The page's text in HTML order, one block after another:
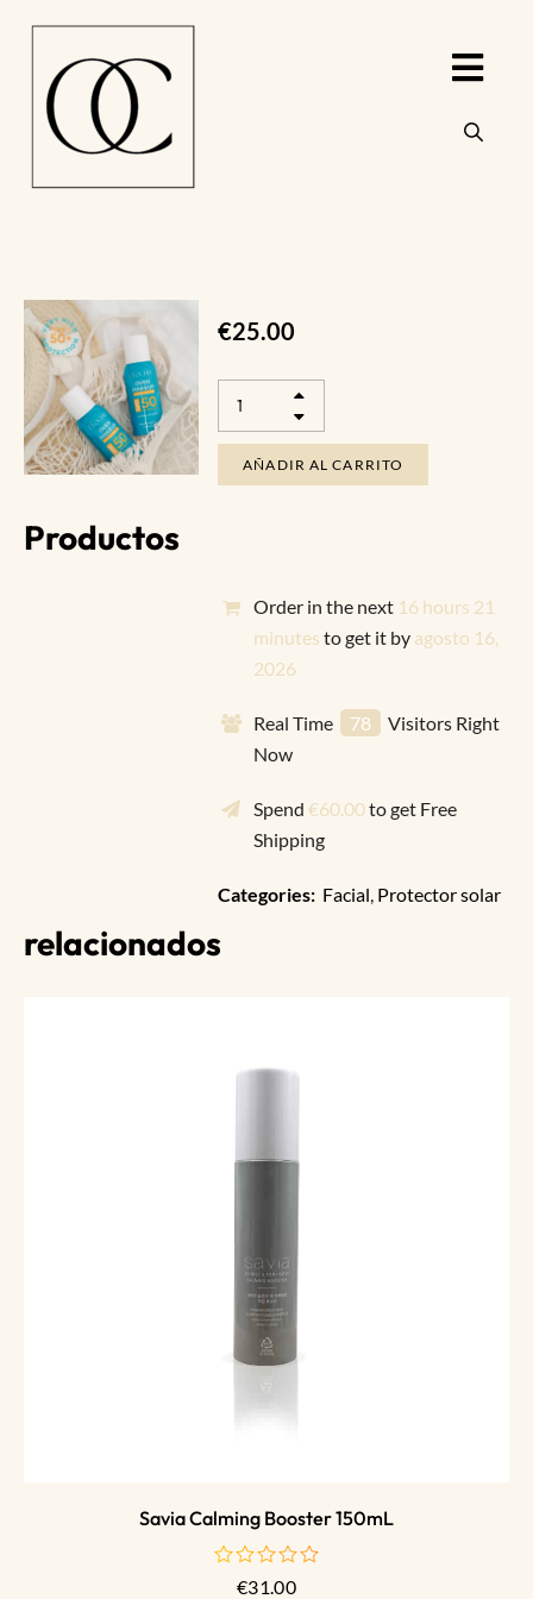
€25.00
AÑADIR AL CARRITO
Order in the next 16 hours 21
minutes to get it by agosto 16,
2026
Real Time 78
Visitors Right
Now
Spend€60.00to get Free
Shipping
Categories: Facial, Protector solar
Productos
relacionados
Savia Calming Booster 150mL
€31.00